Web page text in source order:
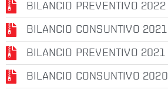
SHOP
BILANCIO PREVENTIVO 2022
BILANCIO CONSUNTIVO 2021
BILANCIO PREVENTIVO 2021
BILANCIO CONSUNTIVO 2020